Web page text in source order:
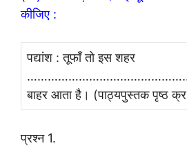
कीजिए :
पद्यांश : तूफाँ तो इस शहर
बाहर आता है। (पाठ्यपुस्तक पृष्ठ
प्रश्न 1.